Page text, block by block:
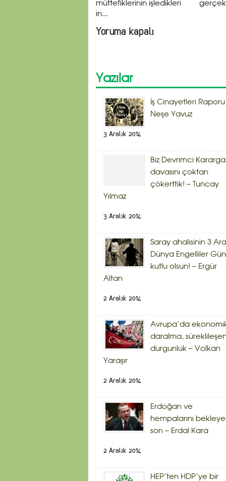
müttefiklerinin işledikleri
in...
Yoruma kapalı
Yazılar
İş Cinayetleri Raporu
Neşe Yavuz
3 Aralık 2014
Biz Devrimci
davasını çoktan
çökerttik! – Tuncay
Yılmaz
3 Aralık 2014
Saray ahalisinin 3
Dünya Engelliler
kutlu olsun! – Ergür
Altan
2 Aralık 2014
Avrupa’da
daralma,
durgunluk – Volkan
Yaraşır
2 Aralık 2014
Erdoğan ve
hempalarını
son – Erdal Kara
2 Aralık 2014
HEP’ten HDP’ye bir